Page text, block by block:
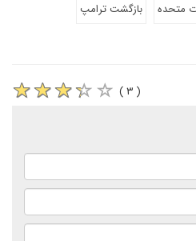
متحده بازگشت ترامپ
( ۳ )